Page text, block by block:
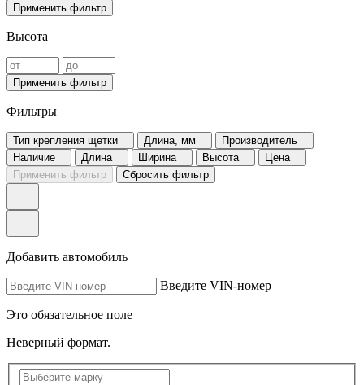
Применить фильтр
Высота
Применить фильтр
Фильтры
Тип крепления щетки Длина, мм
Производитель
Наличие
Длина Ширина Высота
Цена
Применить фильтр
Сбросить фильтр
Добавить автомобиль
Введите VIN-номер
Это обязательное поле
Неверный формат.